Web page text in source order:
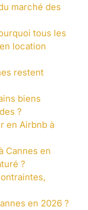
marché des
tous les
location
restent
biens
?
en Airbnb à
Cannes en
?
en 2026 ?